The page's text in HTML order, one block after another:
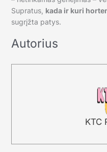
Supratus, kada ir kuri
sugrįžta patys.
Autorius
KTC